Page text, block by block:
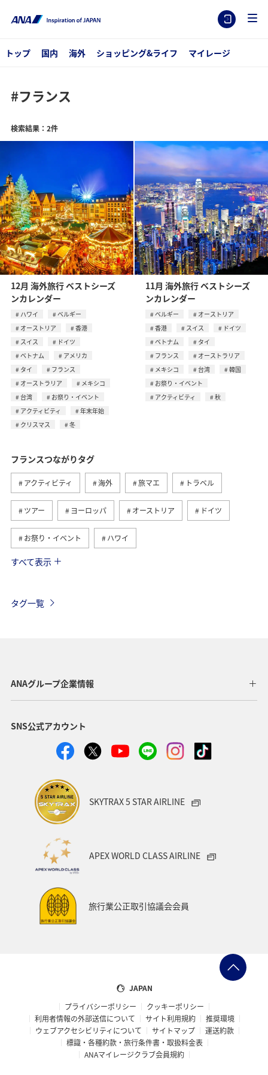
トップ 国内 海外 ショッピング&ライフ マイレージ
#フランス
検索結果：2件
12月 海外旅行 ベストシーズ
ンカレンダー
ハワイ
ベルギー
オーストリア
香港
スイス
ドイツ
ベトナム
アメリカ
タイ
フランス
オーストラリア
メキシコ
台湾
お祭り・イベント
アクティビティ
年末年始
クリスマス
冬
11月 海外旅行 ベストシーズ
ンカレンダー
ベルギー
オーストリア
香港
スイス
ドイツ
ベトナム
タイ
フランス
オーストラリア
メキシコ
台湾
韓国
お祭り・イベント
アクティビティ
秋
フランスつながりタグ
アクティビティ 海外 旅マエ トラベル
ツアー ヨーロッパ オーストリア ドイツ
お祭り・イベント ハワイ
アメリカ
韓国 秋 ANA Mall ライフ 日常
ショッピング＆ライフ
年末年始 クリスマス
すべて表示
タグ一覧
ANAグループ企業情報
SNS公式アカウント
SKYTRAX 5 STAR AIRLINE
APEX WORLD CLASS AIRLINE
旅行業公正取引協議会会員
JAPAN
プライバシーポリシー
クッキーポリシー
利用者情報の外部送信について
サイト利用規約
推奨環境
ウェブアクセシビリティについて
サイトマップ
運送約款
標識・各種約款・旅行条件書・取扱料金表
ANAマイレージクラブ会員規約